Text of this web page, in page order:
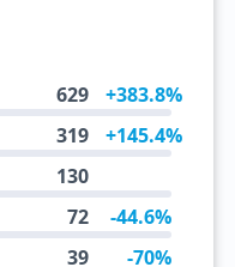
629 +383.8%
319 +145.4%
130
72 -44.6%
39 -70%